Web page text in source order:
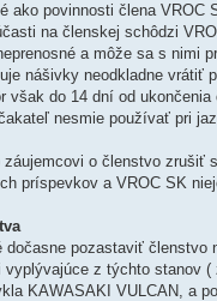
ako povinnosti člena VROC
na členskej schôdzi
a môže sa s nimi
nášivky neodkladne vrátiť
však do 14 dní od ukončenia
nesmie používať pri
o členstvo zrušiť
príspevkov a VROC SK
dočasne pozastaviť
z týchto stanov
KAWASAKI VULCAN, a